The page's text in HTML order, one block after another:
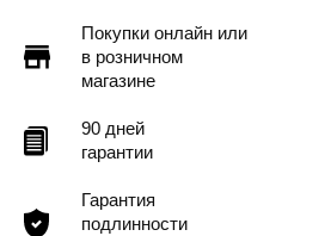
Покупки онлайн или
в розничном
магазине
90 дней
гарантии
Гарантия
подлинности